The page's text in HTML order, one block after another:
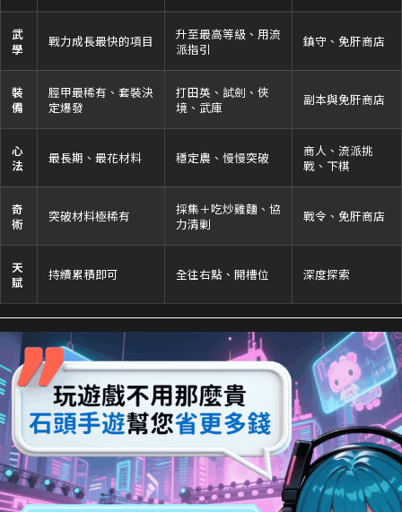
武
學
戰力成長最快的項目
升至最高等級、用流
派指引
鎮守、免肝商店
裝
備
脛甲最稀有、套裝決
定爆發
打田英、試劍、俠
境、武庫
副本與免肝商店
心
法
最長期、最花材料 穩定農、慢慢突破
商人、流派挑
戰、下棋
奇
術
突破材料極稀有
採集＋吃炒雞麵、協
力清剿
戰令、免肝商店
天
賦
持續累積即可 全往右點、開槽位 深度探索